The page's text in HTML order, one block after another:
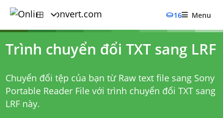
16 Menu
Trình chuyển đổi TXT sang LRF
Chuyển đổi tệp của bạn từ Raw text file sang Sony
Portable Reader File với trình chuyển đổi TXT sang
LRFnày.